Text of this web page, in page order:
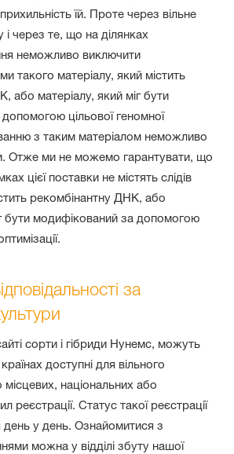
їй. Проте через вільне
і через те, що на ділянках
неможливо виключити
такого матеріалу, який містить
або матеріалу, який міг бути
цільової геномної
з таким матеріалом неможливо
Отже ми не можемо гарантувати, що
цієї поставки не містять слідів
рекомбінантну ДНК, або
бути модифікований за допомогою
за
сорти і гібриди Нунемс, можуть
доступні для вільного
національних або
реєстрації. Статус такої реєстрації
у день. Ознайомитися з
можна у відділі збуту нашої